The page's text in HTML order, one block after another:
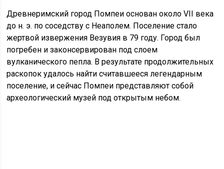
Древнеримский город Помпеи основан около VII века
до н. э. по соседству с Неаполем. Поселение стало
жертвой извержения Везувия в 79 году. Город был
погребен и законсервирован под слоем
вулканического пепла. В результате продолжительных
раскопок удалось найти считавшееся легендарным
поселение, и сейчас Помпеи представляют собой
археологический музей под открытым небом.